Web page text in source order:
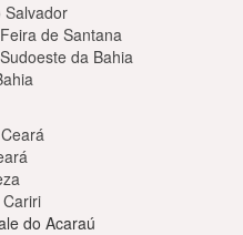
Salvador
de Santana
da Bahia
do Acaraú